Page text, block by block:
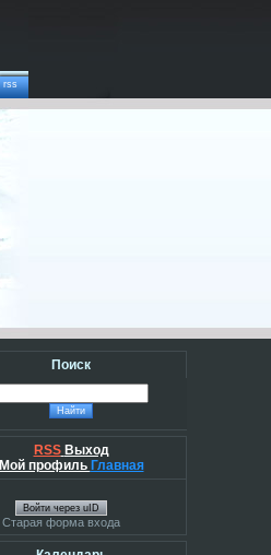
rss
Поиск
RSS Выход
Мой профиль Главная
Войти через uID
Старая форма входа